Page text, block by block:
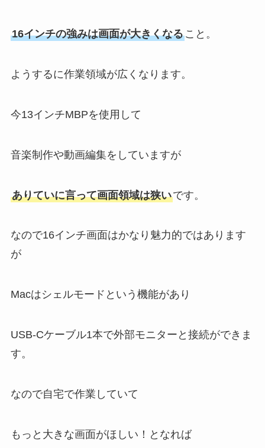
16インチの強みは画面が大きくなること。
ようするに作業領域が広くなります。
今13インチMBPを使用して
音楽制作や動画編集をしていますが
ありていに言って画面領域は狭いです。
なので16インチ画面はかなり魅力的ではあります
が
Macはシェルモードという機能があり
USB-Cケーブル1本で外部モニターと接続ができま
す。
なので自宅で作業していて
もっと大きな画面がほしい！となれば